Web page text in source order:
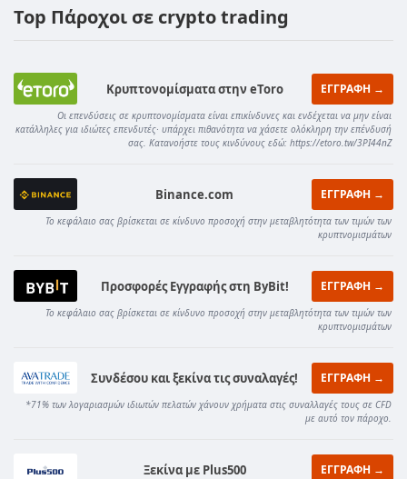
Top Πάροχοι σε crypto trading
Κρυπτονομίσματα στην eToro ΕΓΓΡΑΦΗ →
Οι επενδύσεις σε κρυπτονομίσματα είναι επικίνδυνες και ενδέχεται να μην είναι
κατάλληλες για ιδιώτες επενδυτές· υπάρχει πιθανότητα να χάσετε ολόκληρη την επένδυσή
σας. Κατανοήστε τους κινδύνους εδώ: https://etoro.tw/3PI44nZ
Binance.com ΕΓΓΡΑΦΗ →
Το κεφάλαιο σας βρίσκεται σε κίνδυνο προσοχή στην μεταβλητότητα των τιμών των
κρυπτνομισμάτων
Προσφορές Εγγραφής στη ByBit! ΕΓΓΡΑΦΗ →
Το κεφάλαιο σας βρίσκεται σε κίνδυνο προσοχή στην μεταβλητότητα των τιμών των
κρυπτνομισμάτων
Συνδέσου και ξεκίνα τις συναλαγές! ΕΓΓΡΑΦΗ →
*71% των λογαριασμών ιδιωτών πελατών χάνουν χρήματα στις συναλλαγές τους σε CFD
με αυτό τον πάροχο.
Ξεκίνα με Plus500 ΕΓΓΡΑΦΗ →